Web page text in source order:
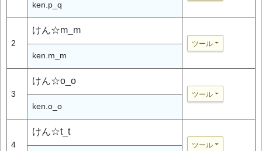
ken.p_q
2
けん☆m_m
ツール
ken.m_m
3
けん☆o_o
ツール
ken.o_o
4
けん☆t_t
ツール